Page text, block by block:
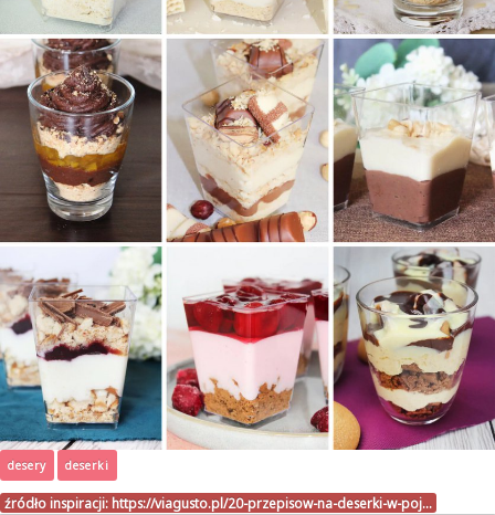
desery deserki
źródło inspiracji: https://viagusto.pl/20-przepisow-na-deserki-w-poj…